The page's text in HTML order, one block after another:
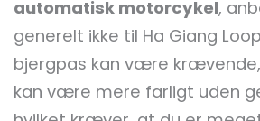
automatisk motorcykel,
generelt ikke til Ha Giang
bjergpas kan være
kan være mere farligt uden